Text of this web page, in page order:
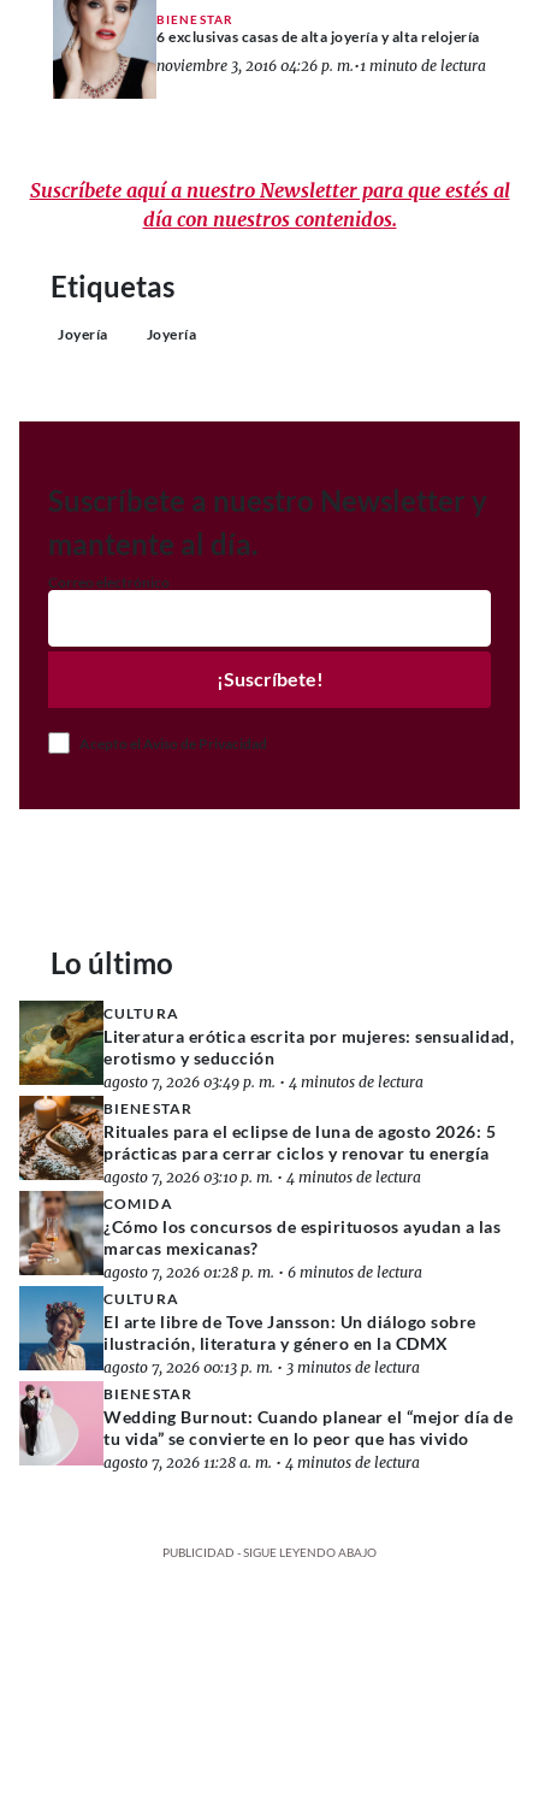
BIENESTAR
6 exclusivas casas de alta joyería y alta relojería
noviembre 3, 2016 04:26 p. m.•1 minuto de lectura
Suscríbete aquí a nuestro Newsletter para que estés al
día con nuestros contenidos.
Etiquetas
Joyería Joyería
Suscríbete a nuestro Newsletter y
mantente al día.
Correo electrónico
¡Suscríbete!
Acepto el Aviso de Privacidad
Lo último
CULTURA
Literatura erótica escrita por mujeres: sensualidad,
erotismo y seducción
agosto 7, 2026 03:49 p. m. • 4 minutos de lectura
BIENESTAR
Rituales para el eclipse de luna de agosto 2026: 5
prácticas para cerrar ciclos y renovar tu energía
agosto 7, 2026 03:10 p. m. • 4 minutos de lectura
COMIDA
¿Cómo los concursos de espirituosos ayudan a las
marcas mexicanas?
agosto 7, 2026 01:28 p. m. • 6 minutos de lectura
CULTURA
El arte libre de Tove Jansson: Un diálogo sobre
ilustración, literatura y género en la CDMX
agosto 7, 2026 00:13 p. m. • 3 minutos de lectura
BIENESTAR
Wedding Burnout: Cuando planear el “mejor día de
tu vida” se convierte en lo peor que has vivido
agosto 7, 2026 11:28 a. m. • 4 minutos de lectura
PUBLICIDAD - SIGUE LEYENDO ABAJO